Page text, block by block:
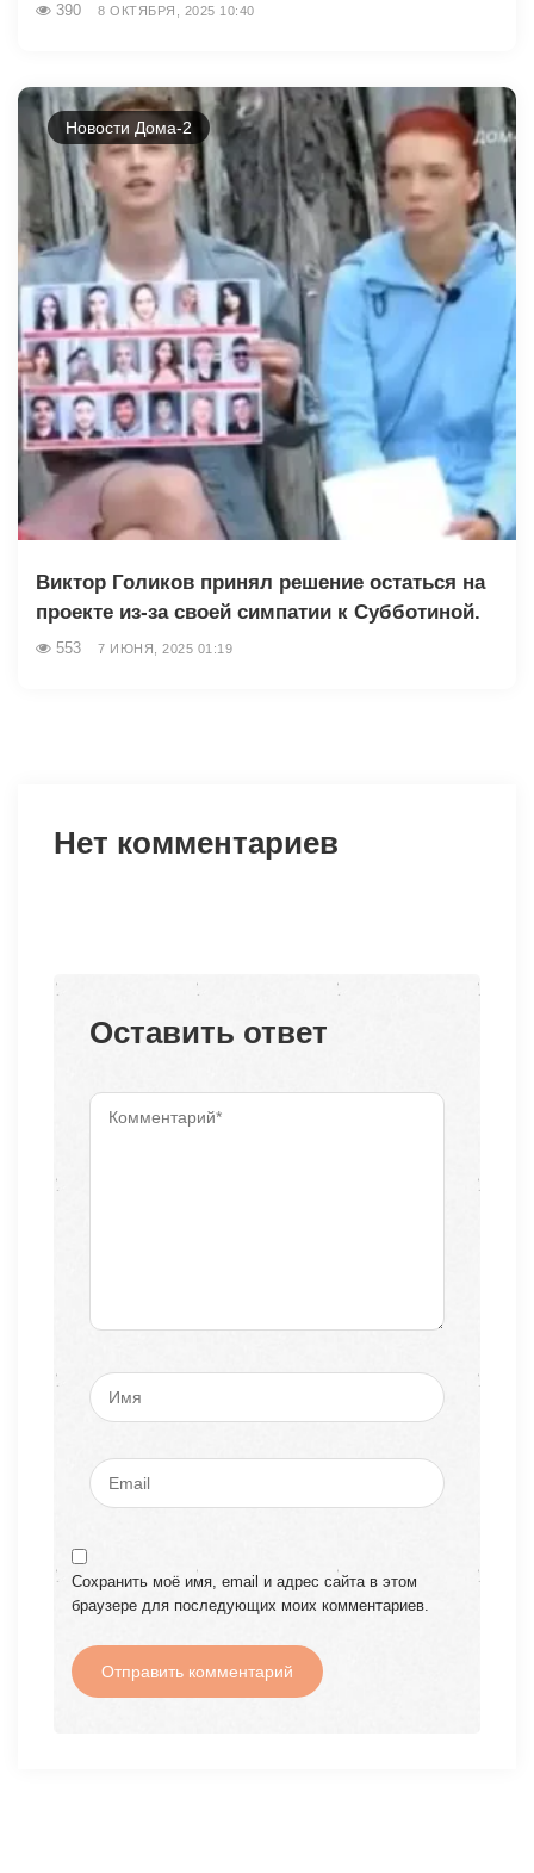
390 8 ОКТЯБРЯ, 2025 10:40
Новости Дома-2
Виктор Голиков принял решение остаться на
проекте из-за своей симпатии к Субботиной.
553 7 ИЮНЯ, 2025 01:19
Нет комментариев
Оставить ответ
Сохранить моё имя, email и адрес сайта в этом
браузере для последующих моих комментариев.